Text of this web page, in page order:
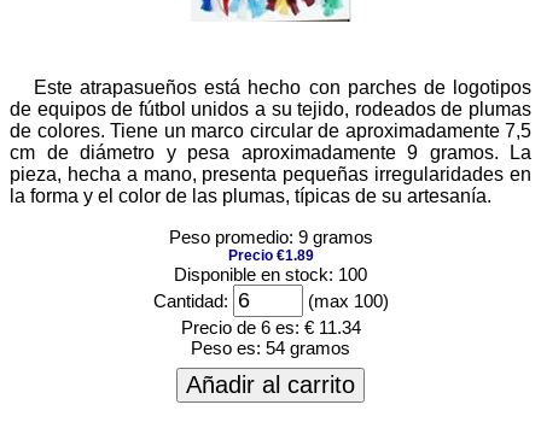
Este atrapasueños está hecho con parches de logotipos
de equipos de fútbol unidos a su tejido, rodeados de plumas
de colores. Tiene un marco circular de aproximadamente 7,5
cm de diámetro y pesa aproximadamente 9 gramos. La
pieza, hecha a mano, presenta pequeñas irregularidades en
la forma y el color de las plumas, típicas de su artesanía.
Peso promedio: 9 gramos
Precio €1.89
Disponible en stock: 100
Cantidad:
(max 100)
Precio de 6 es: € 11.34
Peso es: 54 gramos
Añadir al carrito